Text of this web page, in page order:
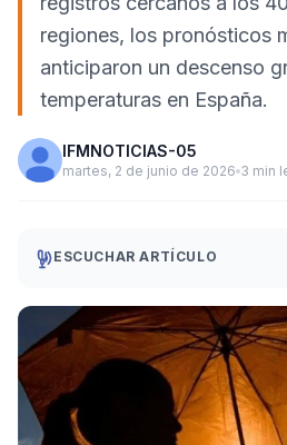
regiones, los pronósticos
anticiparon un descenso
temperaturas en España.
IFMNOTICIAS-05
martes, 2 de junio de 2026 3 min
ESCUCHAR ARTÍCULO